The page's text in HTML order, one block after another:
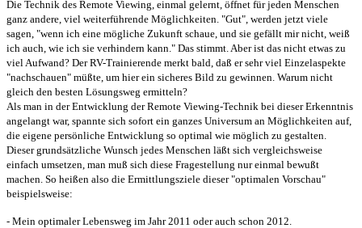
Die Technik des Remote Viewing, einmal gelernt, öffnet für jeden Menschen
ganz andere, viel weiterführende Möglichkeiten. "Gut", werden jetzt viele
sagen, "wenn ich eine mögliche Zukunft schaue, und sie gefällt mir nicht, weiß
ich auch, wie ich sie verhindern kann." Das stimmt. Aber ist das nicht etwas zu
viel Aufwand? Der RV-Trainierende merkt bald, daß er sehr viel Einzelaspekte
"nachschauen" müßte, um hier ein sicheres Bild zu gewinnen. Warum nicht
gleich den besten Lösungsweg ermitteln?
Als man in der Entwicklung der Remote Viewing-Technik bei dieser Erkenntnis
angelangt war, spannte sich sofort ein ganzes Universum an Möglichkeiten auf,
die eigene persönliche Entwicklung so optimal wie möglich zu gestalten.
Dieser grundsätzliche Wunsch jedes Menschen läßt sich vergleichsweise
einfach umsetzen, man muß sich diese Fragestellung nur einmal bewußt
machen. So heißen also die Ermittlungsziele dieser "optimalen Vorschau"
beispielsweise:
- Mein optimaler Lebensweg im Jahr 2011 oder auch schon 2012.